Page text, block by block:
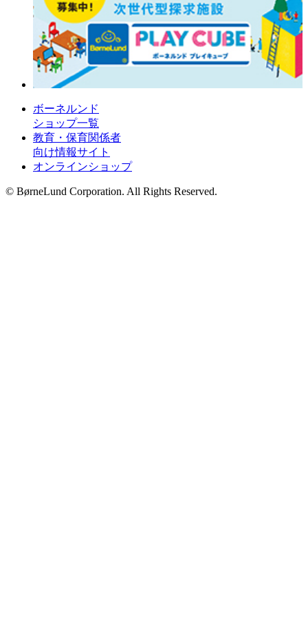
ボーネルンド
ショップ一覧
教育・保育関係者
向け情報サイト
オンラインショップ
© BørneLund Corporation. All Rights Reserved.